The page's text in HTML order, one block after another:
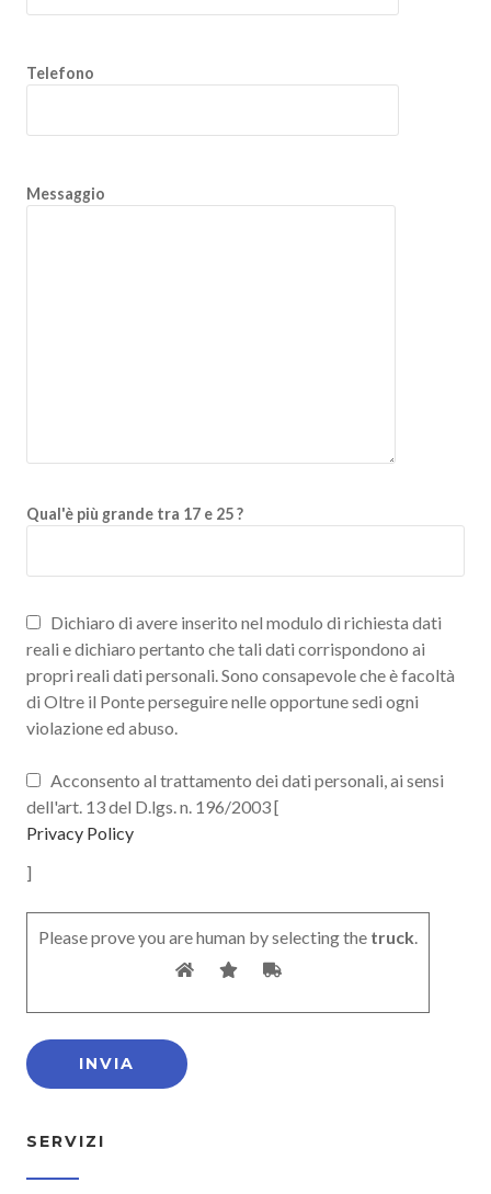
Telefono
Messaggio
Qual'è più grande tra 17 e 25 ?
Dichiaro di avere inserito nel modulo di richiesta dati
reali e dichiaro pertanto che tali dati corrispondono ai
propri reali dati personali. Sono consapevole che è facoltà
di Oltre il Ponte perseguire nelle opportune sedi ogni
violazione ed abuso.
Acconsento al trattamento dei dati personali, ai sensi
dell'art. 13 del D.lgs. n. 196/2003 [
Privacy Policy
]
Please prove you are human by selecting the truck.
SERVIZI